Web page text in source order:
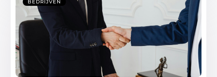
BEDRIJVEN